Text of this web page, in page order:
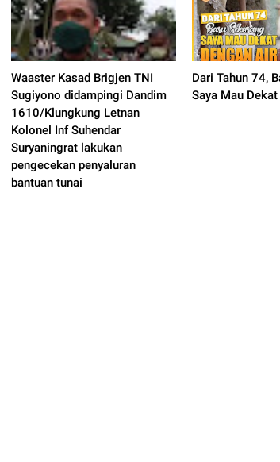
Waaster Kasad Brigjen TNI
Sugiyono didampingi Dandim
1610/Klungkung Letnan
Kolonel Inf Suhendar
Suryaningrat lakukan
pengecekan penyaluran
bantuan tunai
Dari Tahun 74,
Saya Mau